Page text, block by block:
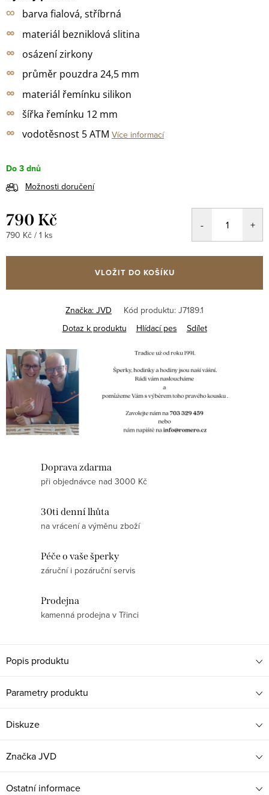
∞ barva fialová, stříbrná
∞ materiál bezniklová slitina
∞ osázení zirkony
∞ průměr pouzdra 24,5 mm
∞ materiál řemínku silikon
∞ šířka řemínku 12 mm
∞ vodotěsnost 5 ATM Více informací
Do 3 dnů
Možnosti doručení
790 Kč
Měrná
790 Kč / 1 ks
VLOŽIT DO KOŠÍKU
Značka: JVD Kód produktu: J7189.1
Dotaz k produktu
Hlídací pes Sdílet
Doprava zdarma
při objednávce nad 3000 Kč
30ti denní lhůta
na vrácení a výměnu zboží
Péče o vaše šperky
záruční i pozáruční servis
Prodejna
kamenná prodejna v Třinci
Popis produktu
Parametry produktu
Diskuze
ZnačkaJVD
Ostatní informace